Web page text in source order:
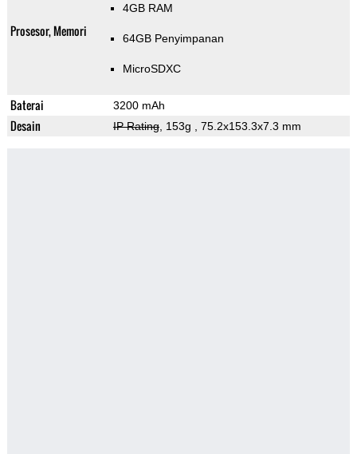
Prosesor, Memori
4GB RAM
64GB Penyimpanan
MicroSDXC
Baterai 3200 mAh
Desain IP Rating, 153g , 75.2x153.3x7.3 mm